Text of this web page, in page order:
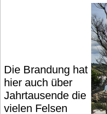
Die Brandung hat
hier auch über
Jahrtausende die
vielen Felsen